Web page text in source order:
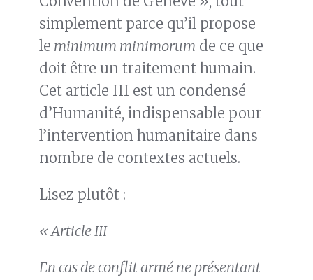
simplement parce qu’il propose
le minimum minimorum de ce que
doit être un traitement humain.
Cet article III est un condensé
d’Humanité, indispensable pour
l’intervention humanitaire dans
nombre de contextes actuels.
Lisez plutôt :
« Article III
En cas de conflit armé ne présentant